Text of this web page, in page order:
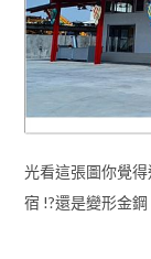
光看這張圖你覺
宿 !?還是變形金